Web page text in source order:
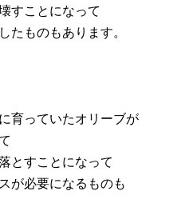
すことになって
たものもあります。
育っていたオリーブが
とすことになって
が必要になるものも